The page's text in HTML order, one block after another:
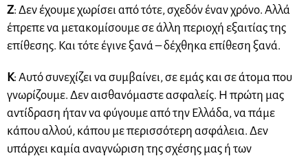
Ζ: Δεν έχουμε χωρίσει από τότε, σχεδόν έναν χρόνο. Αλλά
έπρεπε να μετακομίσουμε σε άλλη περιοχή εξαιτίας της
επίθεσης. Και τότε έγινε ξανά – δέχθηκα επίθεση ξανά.
Κ: Αυτό συνεχίζει να συμβαίνει, σε εμάς και σε άτομα που
γνωρίζουμε. Δεν αισθανόμαστε ασφαλείς. Η πρώτη μας
αντίδραση ήταν να φύγουμε από την Ελλάδα, να πάμε
κάπου αλλού, κάπου με περισσότερη ασφάλεια. Δεν
υπάρχει καμία αναγνώριση της σχέσης μας ή των